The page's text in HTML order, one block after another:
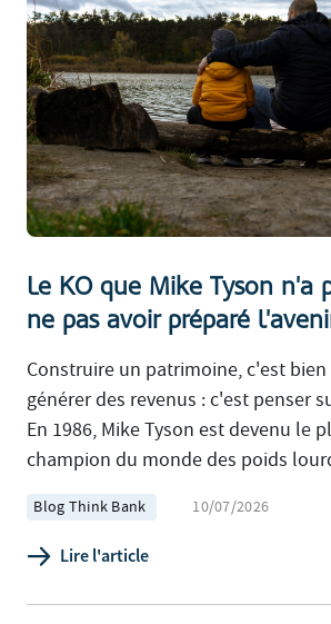
Le KO que Mike Tyson n'a
ne pas avoir préparé
Construire un patrimoine, c'est
générer des revenus : c'est penser
En 1986, Mike Tyson est devenu le
champion du monde des poids
Blog Think Bank 10/07/2026
Lire l'article